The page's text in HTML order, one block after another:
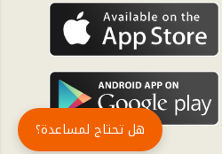
هل تحتاج لمساعدة؟